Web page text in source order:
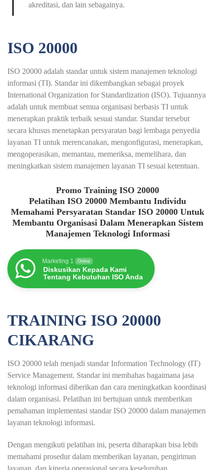
akreditasi, dan lain sebagainya.
ISO 20000
ISO 20000 adalah standar untuk sistem manajemen teknologi
informasi (TI). Standar ini dikembangkan sebagai proyek
International Organization for Standardization (ISO). Tujuannya
adalah untuk membuat semua organisasi berbasis TI untuk
menerapkan praktik terbaik sesuai standar. Standar tersebut
secara khusus menetapkan persyaratan bagi lembaga penyedia
layanan TI untuk merencanakan, mengonfigurasi, menerapkan,
mengoperasikan, memantau, memeriksa, memelihara, dan
meningkatkan sistem manajemen layanan TI sesuai ketentuan.
Promo Training ISO 20000
Pelatihan ISO 20000 Membantu Individu
Memahami Persyaratan Standar ISO 20000 Untuk
Membantu Organisasi Dalam Menerapkan Sistem
Manajemen Teknologi Informasi
Marketing 1 Online
Diskusikan Kepada Kami
Tentang Kebutuhan ISO Anda
TRAINING ISO 20000
CIKARANG
ISO 20000 telah menjadi standar Information Technology (IT)
Service Management. Standar ini membahas bagaimana jasa
teknologi informasi diberikan dan cara meningkatkan koordinasi
dalam organisasi. Pelatihan ini bertujuan untuk memberikan
pemahaman implementasi standar ISO 20000 dalam manajemen
layanan teknologi informasi.
Dengan mengikuti pelatihan ini, peserta diharapkan bisa lebih
memahami prosedur dalam memberikan layanan, pengiriman
layanan, dan kinerja operasional secara keseluruhan.